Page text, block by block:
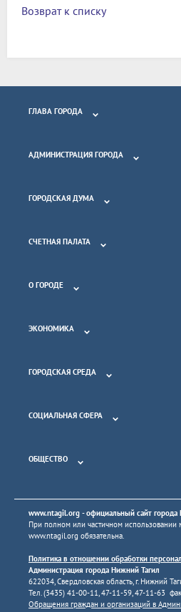
Возврат к списку
ГЛАВА ГОРОДА
АДМИНИСТРАЦИЯ ГОРОДА
ГОРОДСКАЯ ДУМА
СЧЕТНАЯ ПАЛАТА
О ГОРОДЕ
ЭКОНОМИКА
ГОРОДСКАЯ СРЕДА
СОЦИАЛЬНАЯ СФЕРА
ОБЩЕСТВО
www.ntagil.org - официальный сайт города
При полном или частичном использовании
www.ntagil.org обязательна.
Политика в отношении обработки
Администрация города Нижний Тагил
622034, Свердловская область, г. Нижний
Тел. (3435) 41-00-11, 47-11-59, 47-11-63
Обращения граждан и организаций в